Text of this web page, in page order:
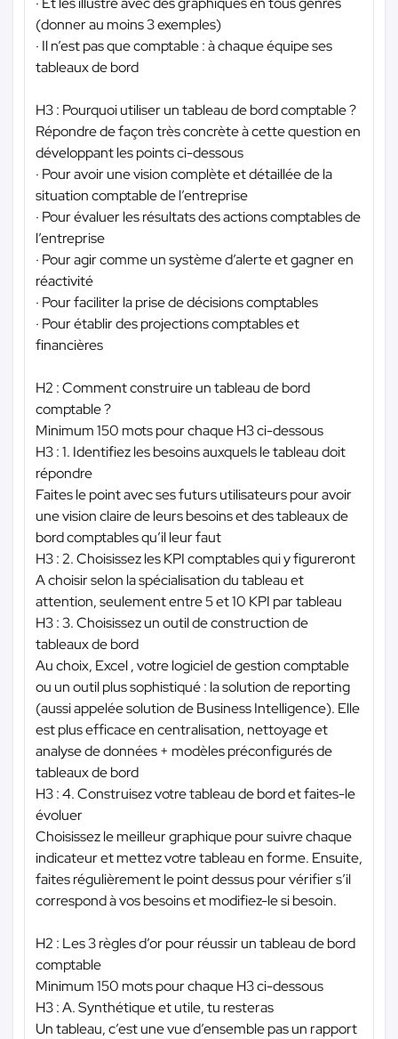
(donner au moins 3 exemples)
· Il n’est pas que comptable : à chaque équipe ses
tableaux de bord
H3 : Pourquoi utiliser un tableau de bord comptable ?
Répondre de façon très concrète à cette question en
développant les points ci-dessous
· Pour avoir une vision complète et détaillée de la
situation comptable de l’entreprise
· Pour évaluer les résultats des actions comptables de
l’entreprise
· Pour agir comme un système d’alerte et gagner en
réactivité
· Pour faciliter la prise de décisions comptables
· Pour établir des projections comptables et
financières
H2 : Comment construire un tableau de bord
comptable ?
Minimum 150 mots pour chaque H3 ci-dessous
H3 : 1. Identifiez les besoins auxquels le tableau doit
répondre
Faites le point avec ses futurs utilisateurs pour avoir
une vision claire de leurs besoins et des tableaux de
bord comptables qu’il leur faut
H3 : 2. Choisissez les KPI comptables qui y figureront
A choisir selon la spécialisation du tableau et
attention, seulement entre 5 et 10 KPI par tableau
H3 : 3. Choisissez un outil de construction de
tableaux de bord
Au choix, Excel , votre logiciel de gestion comptable
ou un outil plus sophistiqué : la solution de reporting
(aussi appelée solution de Business Intelligence). Elle
est plus efficace en centralisation, nettoyage et
analyse de données + modèles préconfigurés de
tableaux de bord
H3 : 4. Construisez votre tableau de bord et faites-le
évoluer
Choisissez le meilleur graphique pour suivre chaque
indicateur et mettez votre tableau en forme. Ensuite,
faites régulièrement le point dessus pour vérifier s’il
correspond à vos besoins et modifiez-le si besoin.
H2 : Les 3 règles d’or pour réussir un tableau de bord
comptable
Minimum 150 mots pour chaque H3 ci-dessous
H3 : A. Synthétique et utile, tu resteras
Un tableau, c’est une vue d’ensemble pas un rapport